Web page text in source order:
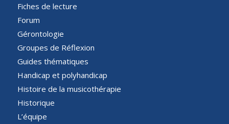
Fiches de lecture
Forum
Gérontologie
Groupes de Réflexion
Guides thématiques
Handicap et polyhandicap
Histoire de la musicothérapie
Historique
L’équipe